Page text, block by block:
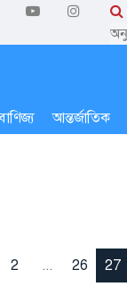
আন্তর্জাতিক
2 ... 26 27